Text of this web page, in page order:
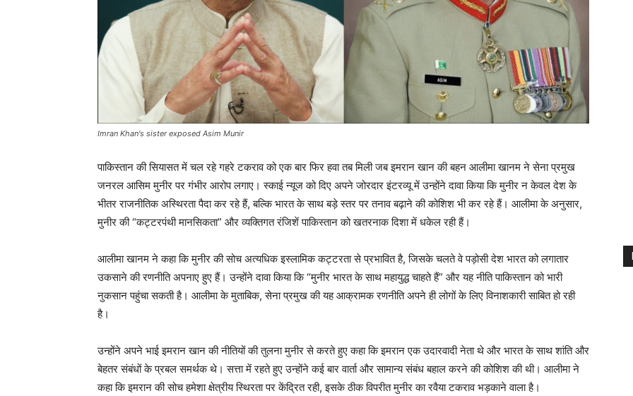
Imran Khan's sister exposed Asim Munir
पाकिस्तान की सियासत में चल रहे गहरे टकराव को एक बार फिर हवा तब मिली जब इमरान खान की बहन आलीमा खानम ने सेना प्रमुख
जनरल आसिम मुनीर पर गंभीर आरोप लगाए। स्काई न्यूज को दिए अपने जोरदार इंटरव्यू में उन्होंने दावा किया कि मुनीर न केवल देश के
भीतर राजनीतिक अस्थिरता पैदा कर रहे हैं, बल्कि भारत के साथ बड़े स्तर पर तनाव बढ़ाने की कोशिश भी कर रहे हैं। आलीमा के अनुसार,
मुनीर की “कट्टरपंथी मानसिकता” और व्यक्तिगत रंजिशें पाकिस्तान को खतरनाक दिशा में धकेल रही हैं।
आलीमा खानम ने कहा कि मुनीर की सोच अत्यधिक इस्लामिक कट्टरता से प्रभावित है, जिसके चलते वे पड़ोसी देश भारत को लगातार
उकसाने की रणनीति अपनाए हुए हैं। उन्होंने दावा किया कि “मुनीर भारत के साथ महायुद्ध चाहते हैं” और यह नीति पाकिस्तान को भारी
नुकसान पहुंचा सकती है। आलीमा के मुताबिक, सेना प्रमुख की यह आक्रामक रणनीति अपने ही लोगों के लिए विनाशकारी साबित हो रही
है।
उन्होंने अपने भाई इमरान खान की नीतियों की तुलना मुनीर से करते हुए कहा कि इमरान एक उदारवादी नेता थे और भारत के साथ शांति और
बेहतर संबंधों के प्रबल समर्थक थे। सत्ता में रहते हुए उन्होंने कई बार वार्ता और सामान्य संबंध बहाल करने की कोशिश की थी। आलीमा ने
कहा कि इमरान की सोच हमेशा क्षेत्रीय स्थिरता पर केंद्रित रही, इसके ठीक विपरीत मुनीर का रवैया टकराव भड़काने वाला है।